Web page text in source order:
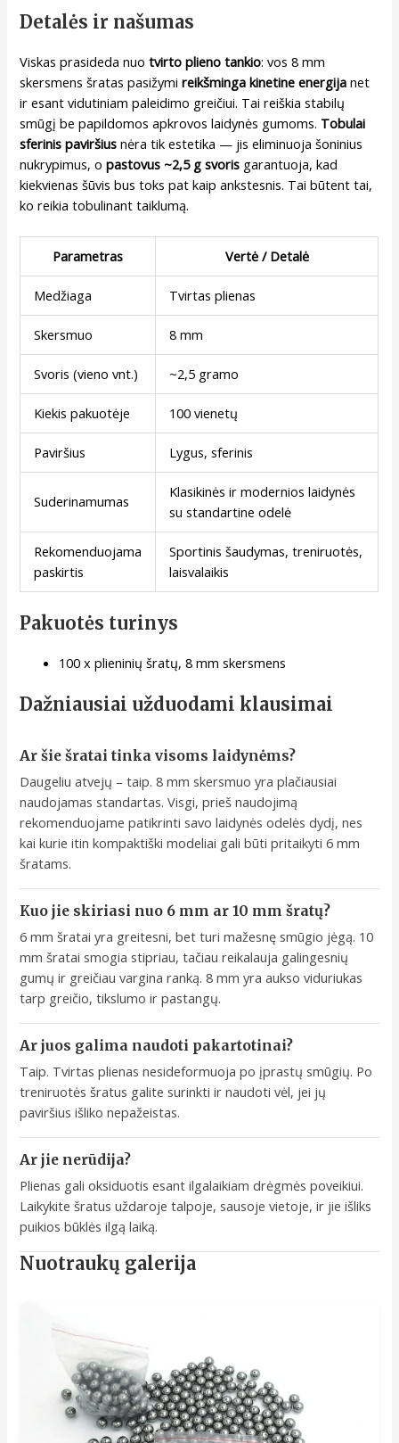
Detalės ir našumas
Viskas prasideda nuotvirto plieno tankio: vos 8 mm
skersmens šratas pasižymireikšminga kinetine energija net
ir esant vidutiniam paleidimo greičiui. Tai reiškia stabilų
smūgį be papildomos apkrovos laidynės gumoms. Tobulai
sferinis paviršius nėra tik estetika — jis eliminuoja šoninius
nukrypimus, opastovus ~2,5 g svoris garantuoja, kad
kiekvienas šūvis bus toks pat kaip ankstesnis. Tai būtent tai,
ko reikia tobulinant taiklumą.
Parametras Vertė / Detalė
Medžiaga Tvirtas plienas
Skersmuo 8 mm
Svoris (vieno vnt.) ~2,5 gramo
Kiekis pakuotėje 100 vienetų
Paviršius Lygus, sferinis
Suderinamumas
Klasikinės ir modernios laidynės
su standartine odelė
Rekomenduojama
paskirtis
Sportinis šaudymas, treniruotės,
laisvalaikis
Pakuotės turinys
100 x plieninių šratų, 8 mm skersmens
Dažniausiai užduodami klausimai
Ar šie šratai tinka visoms laidynėms?
Daugeliu atvejų – taip. 8 mm skersmuo yra plačiausiai
naudojamas standartas. Visgi, prieš naudojimą
rekomenduojame patikrinti savo laidynės odelės dydį, nes
kai kurie itin kompaktiški modeliai gali būti pritaikyti 6 mm
šratams.
Kuo jie skiriasi nuo 6 mm ar 10 mm šratų?
6 mm šratai yra greitesni, bet turi mažesnę smūgio jėgą. 10
mm šratai smogia stipriau, tačiau reikalauja galingesnių
gumų ir greičiau vargina ranką. 8 mm yra aukso viduriukas
tarp greičio, tikslumo ir pastangų.
Ar juos galima naudoti pakartotinai?
Taip. Tvirtas plienas nesideformuoja po įprastų smūgių. Po
treniruotės šratus galite surinkti ir naudoti vėl, jei jų
paviršius išliko nepažeistas.
Ar jie nerūdija?
Plienas gali oksiduotis esant ilgalaikiam drėgmės poveikiui.
Laikykite šratus uždaroje talpoje, sausoje vietoje, ir jie išliks
puikios būklės ilgą laiką.
Nuotraukų galerija